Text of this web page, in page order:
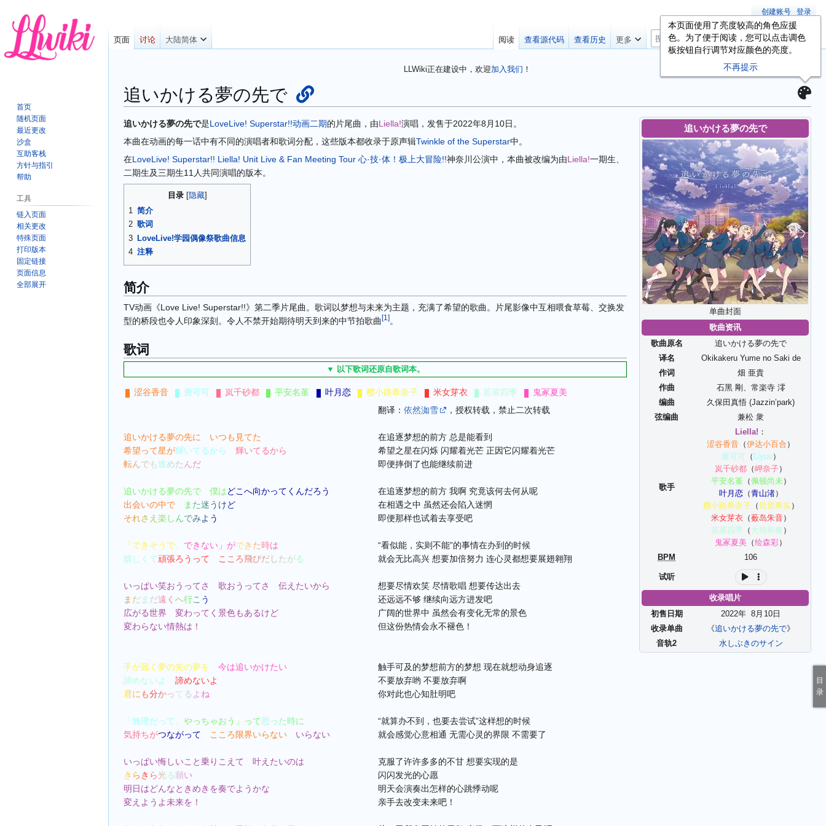
LLWiki正在建设中，欢迎加入我们 ！
追いかける夢の先で
跳
转
导
航
跳
转
搜
索
追いかける夢の先で
单曲封面
歌曲资讯
歌曲原名
追いかける夢の先で
译名
Okikakeru Yume no Saki de
作词
畑 亜貴
作曲
石黑 剛 、 常楽寺 澪
编曲
久保田真悟 (Jazzin’park)
弦编曲
兼松 衆
歌手
Liella! ：
涩谷香音 （伊达小百合）
唐可可（ Liyuu）
岚千砂都 （岬奈子）
平安名堇（佩顿尚未 ）
叶月恋（青山渚）
樱小路希奈子（铃原希实）
米女芽衣 （薮岛朱音）
若菜四季 （ 大熊和奏 ）
鬼冢夏美 （绘森彩）
BPM
106
试听
收录唱片
初售日期
2022年 8月 10日
收录单曲
《追いかける夢の先で》
音轨2
水しぶきのサイン
追いかける夢の先で是LoveLive! Superstar!!动画二期的片尾曲，由Liella!演唱，发售于2022年8月10日。
本曲在动画的每一话中有不同的演唱者和歌词分配，这些版本都收录于原声辑Twinkle of the Superstar中。
在LoveLive! Superstar!! Liella! Unit Live & Fan Meeting Tour 心·技·体！极上大冒险!!神奈川公演中，本曲被改编为由Liella!一期生、
二期生及三期生11人共同演唱的版本。
目录
1 简介
2 歌词
3 LoveLive!学园偶像祭歌曲信息
4 注释
简介
TV动画《Love Live! Superstar!!》第二季片尾曲。歌词以梦想与未来为主题，充满了希望的歌曲。片尾影像中互相喂食草莓、交换发
型的桥段也令人印象深刻。令人不禁开始期待明天到来的中节拍歌曲 [1 ] 。
歌词
▼ 以下歌词还原自歌词本。
涩谷香音 唐可可 岚千砂都 平安名堇 叶月恋 樱小路希奈子 米女芽衣 若菜四季
鬼冢夏美
翻译： 依然洳雪 ，授权转载，禁止二次转载
追いかける夢の先に いつも見てた
在追逐梦想的前方 总是能看到
希望って星が輝いてるから 輝いてるから
希望之星在闪烁 闪耀着光芒 正因它闪耀着光芒
転んでも進めたんだ
即便摔倒了也能继续前进
追いかける夢の先で　僕はどこへ向かってくんだろう
在追逐梦想的前方 我啊 究竟该何去何从呢
出会いの中で
また迷うけど
在相遇之中 虽然还会陷入迷惘
それさえ楽しんでみよう
即便那样也试着去享受吧
「できそうで、 できない」ができた時は
“看似能，实则不能”的事情在办到的时候
嬉しくて頑張ろうって こころ飛びだしたがる 就会无比高兴 想要加倍努力 连心灵都想要展翅翱翔
いっぱい笑おうってさ　歌おうってさ　伝えたいから
想要尽情欢笑 尽情歌唱 想要传达出去
まだまだ遠くへ行こう
还远远不够 继续向远方进发吧
広がる世界　変わってく景色もあるけど
广阔的世界中 虽然会有变化无常的景色
変わらない情熱は！
但这份热情会永不褪色！
手が届く夢の先の夢を 今は追いかけたい
触手可及的梦想前方的梦想 现在就想动身追逐
諦めないよ 諦めないよ
不要放弃哟 不要放弃啊
君にも分かってるよね
你对此也心知肚明吧
「無理だって、 やっちゃおう」って思った時に
“就算办不到，也要去尝试”这样想的时候
気持ちがつながって こころ限界いらない いらない 就会感觉心意相通 无需心灵的界限 不需要了
いっぱい悔しいこと乗りこえて　叶えたいのは
克服了许许多多的不甘 想要实现的是
きらきら光る願い
闪闪发光的心愿
明日はどんなときめきを奏でようかな
明天会演奏出怎样的心跳悸动呢
変えようよ未来を！
亲手去改变未来吧！
创建账号 登录
页面 讨论 大陆简体 阅读 查看源代码 查看历史 更多
搜
索
首页
随机页面
最近更改
沙盒
互助客栈
方针与指引
帮助
工具
链入页面
相关更改
特殊页面
打印版本
固定链接
页面信息
全部展开
本页面使用了亮度较高的角色应援
色。为了便于阅读，您可以点击调色
板按钮自行调节对应颜色的亮度。
不再提示